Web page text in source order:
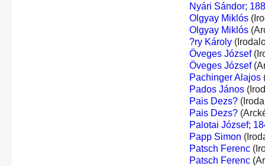
Nyári Sándor;
Olgyay Miklós
Olgyay Miklós
?ry Károly
Öveges József
Öveges József
Pachinger Alajos
Pados János
Pais Dezs?
Pais Dezs?
Palotai József;
Papp Simon
Patsch Ferenc
Patsch Ferenc